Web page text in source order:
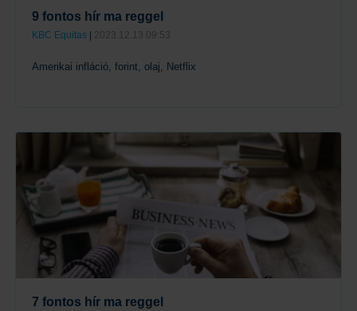
9 fontos hír ma reggel
KBC Equitas | 2023.12.13 09:53
Amerikai infláció, forint, olaj, Netflix
7 fontos hír ma reggel